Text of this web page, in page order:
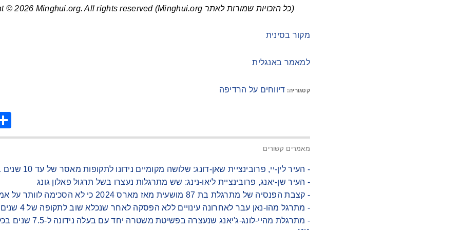
(כל הזכויות שמורות לאתר Minghui.org) Copyright © 2026 Minghui.org. All rights reserved
מקור בסינית
למאמר באנגלית
קטגוריה: דיווחים על הרדיפה
מאמרים קשורים
- העיר לין-יי, פרובינציית שאן-דונג: שלושה מקומיים נידונו לתקופות מאסר של עד 10 שנים בשל תרגול פאלון גונג
- העיר שן-יאנג, פרובינציית ליאו-נינג: שש מתרגלות נעצרו בשל תרגול פאלון גונג
- קצבת הפנסיה של מתרגלת בת 87 מושעית מאז מארס 2024 כי לא הסכימה לוותר על אמונתה בפאלון גונג
- מתרגל מהו-נאן עבר לאחרונה עינויים ללא הפסקה לאחר שנכלא שוב לתקופה של 4 שנים בשל אמונתו
- מתרגלת מהיי-לונג-ג'יאנג